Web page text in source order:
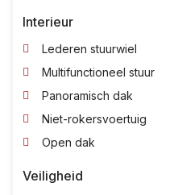
Interieur
Lederen stuurwiel
Multifunctioneel stuur
Panoramisch dak
Niet-rokersvoertuig
Open dak
Veiligheid